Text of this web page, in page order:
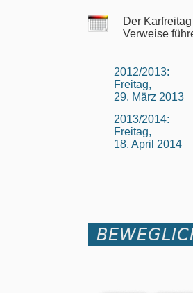
Der
Verweise
2012/2013:
Freitag,
29. März 2013
2013/2014:
Freitag,
18. April 2014